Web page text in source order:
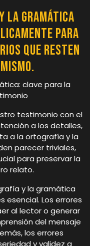
la gramática
para
que resten
clave para la
testimonio con el
a los detalles,
a la ortografía y la
parecer triviales,
para preservar la
relato.
y la gramática
esencial. Los errores
al lector o generar
del mensaje
los errores
y validez a